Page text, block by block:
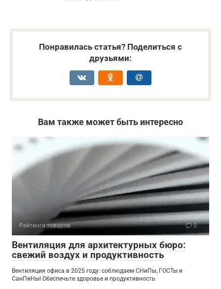
Понравилась статья? Поделиться с
друзьями:
Вам также может быть интересно
Рейтинги товаров 0
Вентиляция для архитектурных бюро:
свежий воздух и продуктивность
Вентиляция офиса в 2025 году: соблюдаем СНиПы, ГОСТы и
СанПиНы! Обеспечьте здоровье и продуктивность